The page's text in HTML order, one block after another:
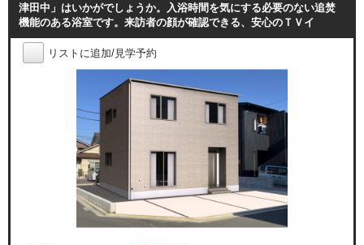
津田中」はいかがでしょうか。入浴時間を気にする必要のない追焚
機能のある浴室です。来訪者の顔が確認できる、安心のＴＶイ
リストに追加/見学予約